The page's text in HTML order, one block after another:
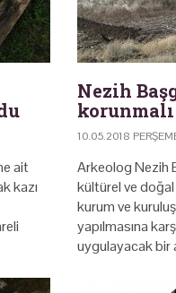
ait
kazı
Nezih
korunmalı
10.05.2018
Arkeolog Nezih
kültürel ve doğal
kurum ve
yapılmasına
uygulayacak bir